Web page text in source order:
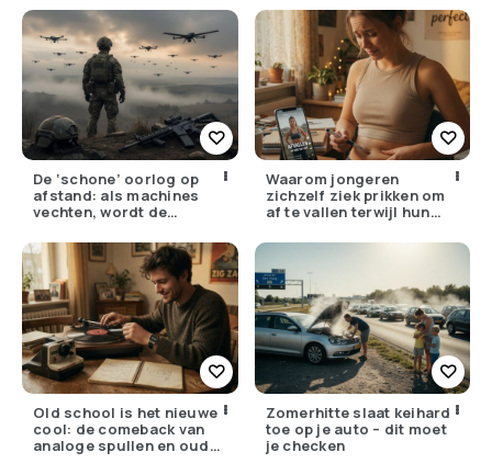
écht?
De ‘schone’ oorlog op
afstand: als machines
vechten, wordt de
lager
Waarom jongeren
zichzelf ziek prikken om
af te vallen terwijl hun
bellen
Old school is het nieuwe
cool: de comeback van
analoge spullen en oude
Zomerhitte slaat keihard
toe op je auto – dit moet
je checken